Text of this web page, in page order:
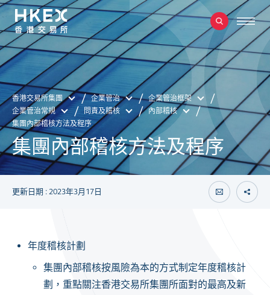
香港交易所集團 企業管治
企業管治框架
企業管治常規
問責及稽核
內部稽核
集團內部稽核方法及程序
集團內部稽核方法及程序
更新日期 : 2023年3月17日
年度稽核計劃
集團內部稽核按風險為本的方式制定年度稽核計
劃，重點關注香港交易所集團所面對的最高及新